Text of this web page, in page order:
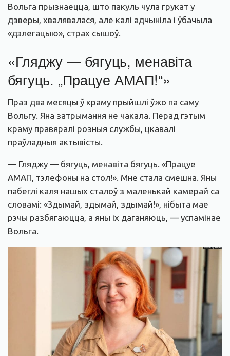
Вольга прызнаецца, што пакуль чула грукат у
дзверы, хвалявалася, але калі адчыніла і ўбачыла
«дэлегацыю», страх сышоў.
«Гляджу — бягуць, менавіта
бягуць. „Працуе АМАП!“»
Праз два месяцы ў краму прыйшлі ўжо па саму
Вольгу. Яна затрымання не чакала. Перад гэтым
краму правяралі розныя службы, цкавалі
праўладныя актывісты.
— Гляджу — бягуць, менавіта бягуць. «Працуе
АМАП, тэлефоны на стол!». Мне стала смешна. Яны
пабеглі каля нашых сталоў з маленькай камерай са
словамі: «Здымай, здымай, здымай!», нібыта мае
рэчы разбягаюцца, а яны іх даганяюць, — успамінае
Вольга.